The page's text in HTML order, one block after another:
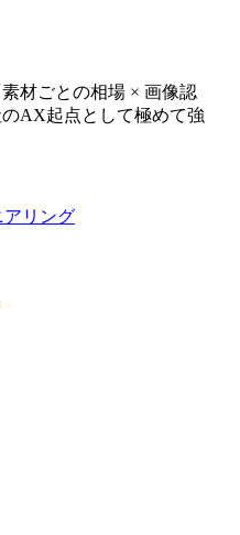
材ごとの相場 × 画像認
AX起点として極めて強
アリング